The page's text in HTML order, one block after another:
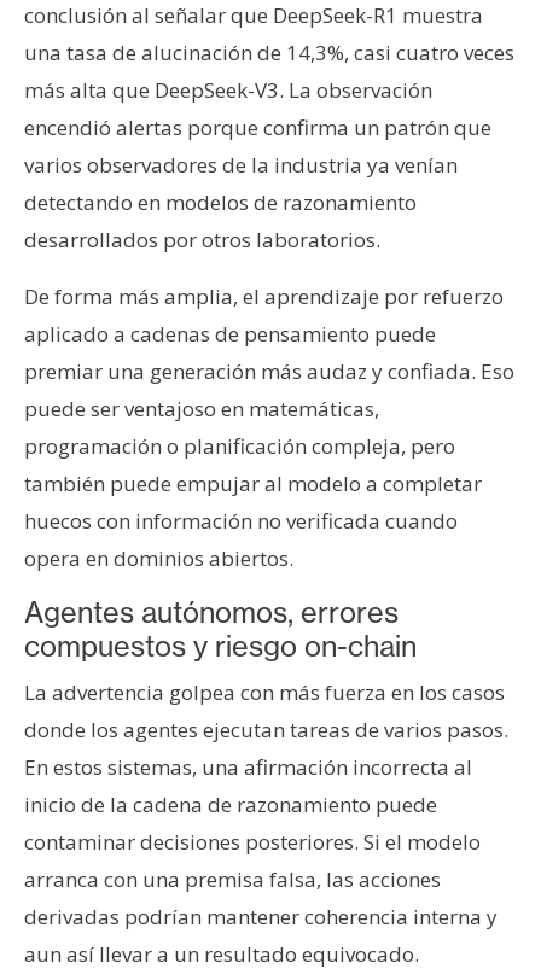
conclusión al señalar que DeepSeek-R1 muestra
una tasa de alucinación de 14,3%, casi cuatro veces
más alta que DeepSeek-V3. La observación
encendió alertas porque confirma un patrón que
varios observadores de la industria ya venían
detectando en modelos de razonamiento
desarrollados por otros laboratorios.
De forma más amplia, el aprendizaje por refuerzo
aplicado a cadenas de pensamiento puede
premiar una generación más audaz y confiada. Eso
puede ser ventajoso en matemáticas,
programación o planificación compleja, pero
también puede empujar al modelo a completar
huecos con información no verificada cuando
opera en dominios abiertos.
Agentes autónomos, errores
compuestos y riesgo on-chain
La advertencia golpea con más fuerza en los casos
donde los agentes ejecutan tareas de varios pasos.
En estos sistemas, una afirmación incorrecta al
inicio de la cadena de razonamiento puede
contaminar decisiones posteriores. Si el modelo
arranca con una premisa falsa, las acciones
derivadas podrían mantener coherencia interna y
aun así llevar a un resultado equivocado.